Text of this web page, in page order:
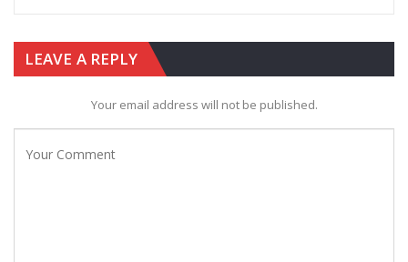
LEAVE A REPLY
Your email address will not be published.